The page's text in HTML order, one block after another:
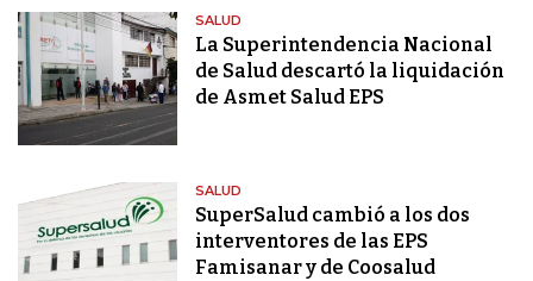
SALUD
La Superintendencia Nacional
de Salud descartó la liquidación
de Asmet Salud EPS
SALUD
SuperSalud cambió a los dos
interventores de las EPS
Famisanar y de Coosalud